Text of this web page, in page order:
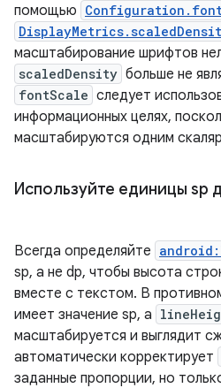
помощью
масштабирование шрифтов
scaledDensity больше не
fontScale следует
информационных целях,
масштабируются одним
Используйте единицы sp
Всегда определяйте
sp, а не dp, чтобы высота
вместе с текстом. В
имеет значение sp, а
масштабируется и выглядит
автоматически корректирует
заданные пропорции, но